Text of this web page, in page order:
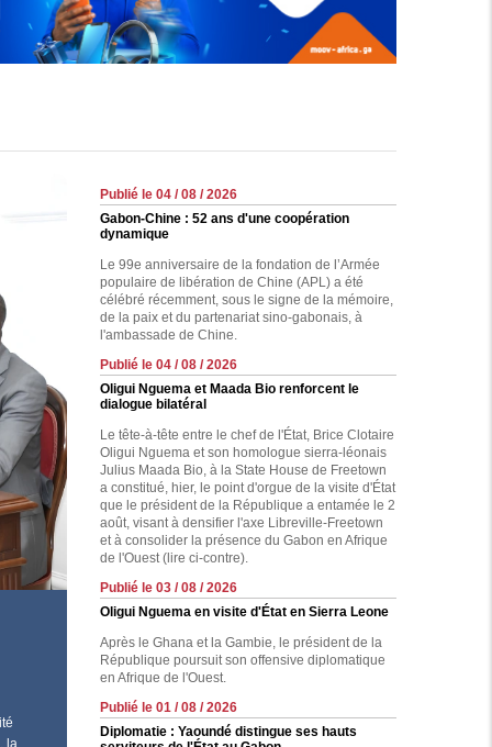
Publié le 04 / 08 / 2026
Gabon-Chine : 52 ans d'une coopération
dynamique
Le 99e anniversaire de la fondation de l’Armée
populaire de libération de Chine (APL) a été
célébré récemment, sous le signe de la mémoire,
de la paix et du partenariat sino-gabonais, à
l'ambassade de Chine.
Publié le 04 / 08 / 2026
Oligui Nguema et Maada Bio renforcent le
dialogue bilatéral
Le tête-à-tête entre le chef de l'État, Brice Clotaire
Oligui Nguema et son homologue sierra-léonais
Julius Maada Bio, à la State House de Freetown
a constitué, hier, le point d'orgue de la visite d'État
que le président de la République a entamée le 2
août, visant à densifier l'axe Libreville-Freetown
et à consolider la présence du Gabon en Afrique
de l'Ouest (lire ci-contre).
Publié le 03 / 08 / 2026
Oligui Nguema en visite d'État en Sierra Leone
Après le Ghana et la Gambie, le président de la
République poursuit son offensive diplomatique
en Afrique de l'Ouest.
Publié le 01 / 08 / 2026
Diplomatie : Yaoundé distingue ses hauts